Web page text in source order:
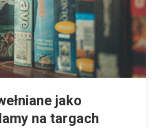
jako
na targach